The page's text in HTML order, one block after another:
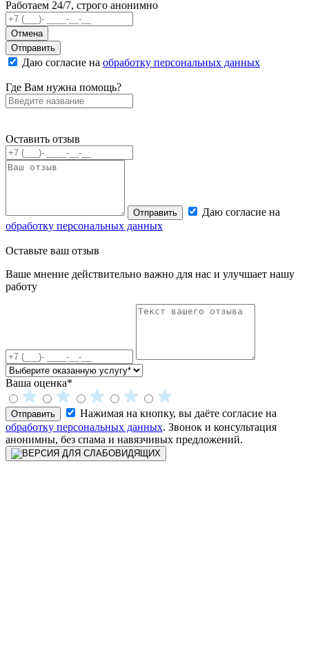
Работаем 24/7, строго анонимно
Отмена
Отправить
Даю согласие на обработку персональных данных
Где Вам нужна помощь?
Оставить отзыв
Отправить
Даю согласие на
обработку персональных данных
Оставьте ваш отзыв
Ваше мнение действительно важно для нас и улучшает нашу
работу
Ваша оценка*
Отправить
Нажимая на кнопку, вы даёте согласие на
обработку персональных данных. Звонок и консультация
анонимны, без спама и навязчивых предложений.